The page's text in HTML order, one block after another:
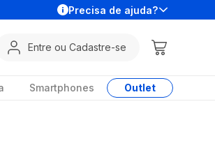
Precisa de ajuda?
Entre ou Cadastre-se
Smartphones Outlet